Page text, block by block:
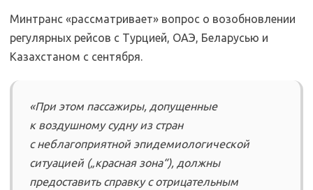
Минтранс «рассматривает» вопрос о возобновлении
регулярных рейсов с Турцией, ОАЭ, Беларусью и
Казахстаном с сентября.
«При этом пассажиры, допущенные
к воздушному судну из стран
с неблагоприятной эпидемиологической
ситуацией („красная зона“), должны
предоставить справку с отрицательным